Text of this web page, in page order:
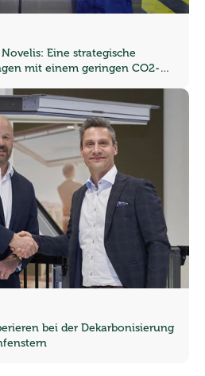
Eine strategische
mit einem geringen CO2-
bei der Dekarbonisierung